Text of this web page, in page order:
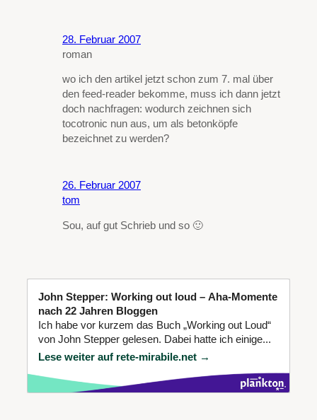
28. Februar 2007
roman
wo ich den artikel jetzt schon zum 7. mal über
den feed-reader bekomme, muss ich dann jetzt
doch nachfragen: wodurch zeichnen sich
tocotronic nun aus, um als betonköpfe
bezeichnet zu werden?
26. Februar 2007
tom
Sou, auf gut Schrieb und so 🙂
John Stepper: Working out loud – Aha-Momente
nach 22 Jahren Bloggen
Ich habe vor kurzem das Buch „Working out Loud“
von John Stepper gelesen. Dabei hatte ich einige...
Lese weiter auf rete-mirabile.net →